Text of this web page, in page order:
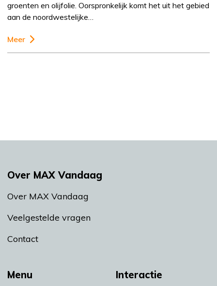
groenten en olijfolie. Oorspronkelijk komt het uit het gebied
aan de noordwestelijke…
Meer
Menu Interactie
Over MAX Vandaag
Over MAX Vandaag
Veelgestelde vragen
Contact